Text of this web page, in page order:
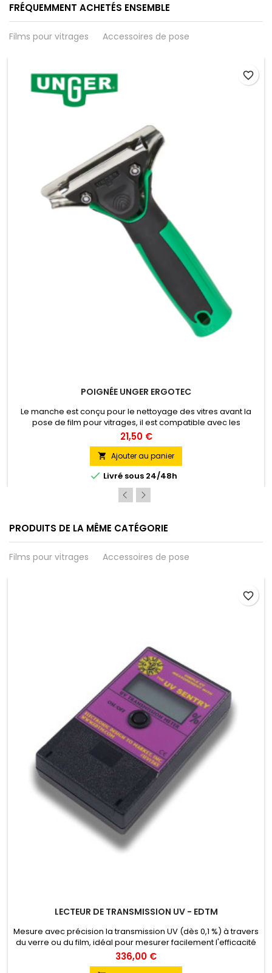
FRÉQUEMMENT ACHETÉS ENSEMBLE
Films pour vitrages Accessoires de pose
POIGNÉE UNGER ERGOTEC
Le manche est conçu pour le nettoyage des vitres avant la
pose de film pour vitrages, il est compatible avec les
barrettes Unger disponibles en différentes largeur.
21,50 €
 Ajouter au panier
 Livré sous 24/48h
favorite_border
PRODUITS DE LA MÊME CATÉGORIE
Films pour vitrages Accessoires de pose
LECTEUR DE TRANSMISSION UV - EDTM
Mesure avec précision la transmission UV (dès 0,1 %) à travers
du verre ou du film, idéal pour mesurer facilement l'efficacité
anti-UV des films.
336,00 €
favorite_border